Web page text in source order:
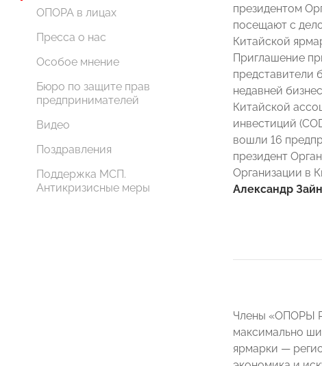
ОПОРА в лицах
Пресса о нас
Особое мнение
Бюро по защите прав
предпринимателей
Видео
Поздравления
Поддержка МСП.
Антикризисные меры
президентом
посещают с
Китайской
Приглашение
представители
недавней
Китайской
инвестиций
вошли 16
президент
Организации в
Александр
Члены «ОПОРЫ
максимально
ярмарки —